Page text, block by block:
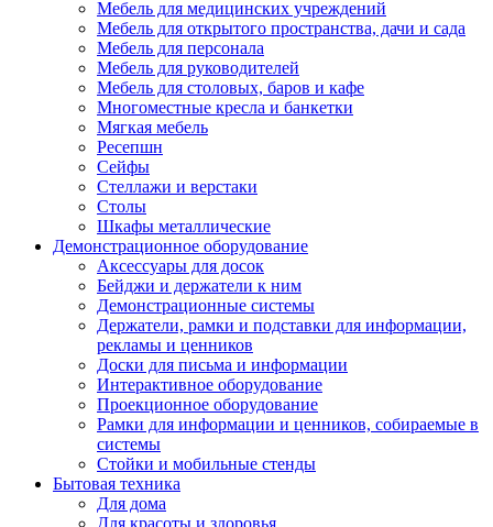
Мебель для медицинских учреждений
Мебель для открытого пространства, дачи и сада
Мебель для персонала
Мебель для руководителей
Мебель для столовых, баров и кафе
Многоместные кресла и банкетки
Мягкая мебель
Ресепшн
Сейфы
Стеллажи и верстаки
Столы
Шкафы металлические
Демонстрационное оборудование
Аксессуары для досок
Бейджи и держатели к ним
Демонстрационные системы
Держатели, рамки и подставки для информации,
рекламы и ценников
Доски для письма и информации
Интерактивное оборудование
Проекционное оборудование
Рамки для информации и ценников, собираемые в
системы
Стойки и мобильные стенды
Бытовая техника
Для дома
Для красоты и здоровья